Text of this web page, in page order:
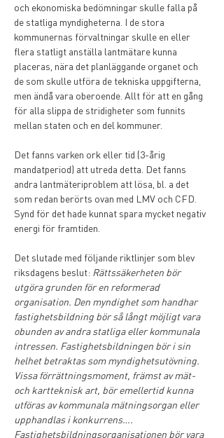
och ekonomiska bedömningar skulle falla på
de statliga myndigheterna. I de stora
kommunernas förvaltningar skulle en eller
flera statligt anställa lantmätare kunna
placeras, nära det planläggande organet och
de som skulle utföra de tekniska uppgifterna,
men ändå vara oberoende. Allt för att en gång
för alla slippa de stridigheter som funnits
mellan staten och en del kommuner.
Det fanns varken ork eller tid (3-årig
mandatperiod) att utreda detta. Det fanns
andra lantmäteriproblem att lösa, bl. a det
som redan berörts ovan med LMV och CFD.
Synd för det hade kunnat spara mycket negativ
energi för framtiden.
Det slutade med följande riktlinjer som blev
riksdagens beslut: Rättssäkerheten bör
utgöra grunden för en reformerad
organisation. Den myndighet som handhar
fastighetsbildning bör så långt möjligt vara
obunden av andra statliga eller kommunala
intressen. Fastighetsbildningen bör i sin
helhet betraktas som myndighetsutövning.
Vissa förrättningsmoment, främst av mät-
och kartteknisk art, bör emellertid kunna
utföras av kommunala mätningsorgan eller
upphandlas i konkurrens….
Fastighetsbildningsorganisationen bör vara